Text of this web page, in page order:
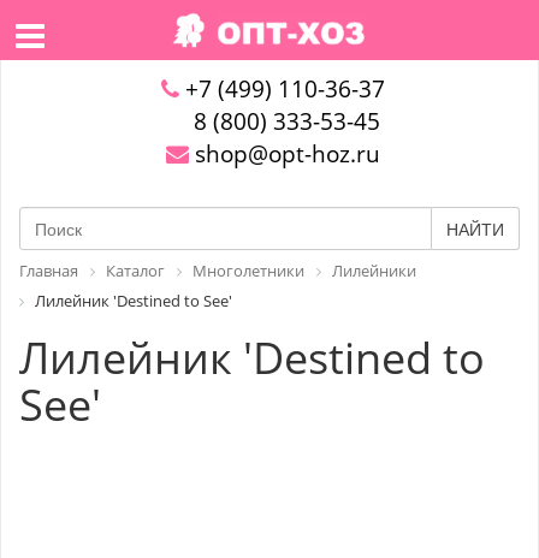
+7 (499) 110-36-37
8 (800) 333-53-45
shop@opt-hoz.ru
НАЙТИ
Главная Каталог Многолетники
Лилейники
Лилейник 'Destined to See'
Лилейник 'Destined to
See'